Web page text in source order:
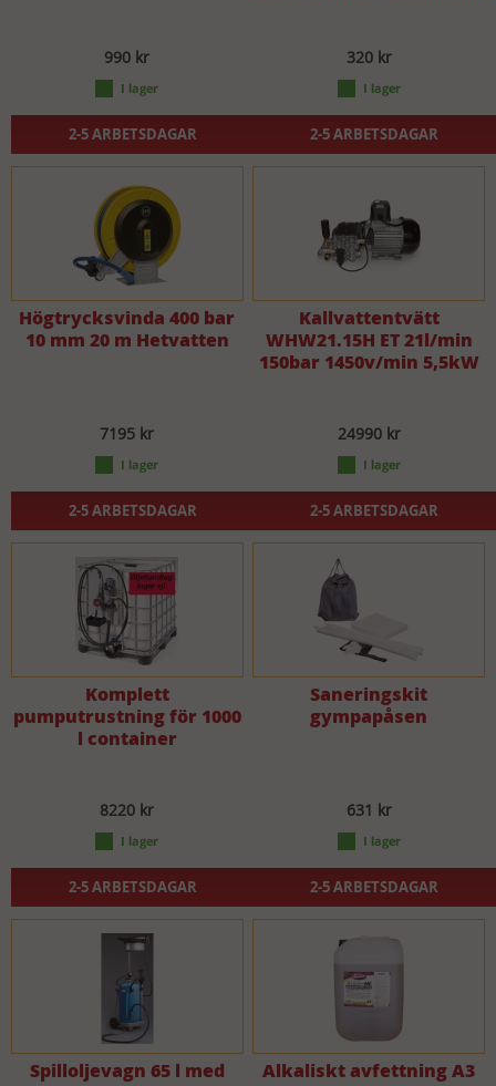
990 kr
2-5 ARBETSDAGAR
320 kr
2-5 ARBETSDAGAR
Högtrycksvinda 400 bar
10 mm 20 m Hetvatten
7195 kr
2-5 ARBETSDAGAR
Kallvattentvätt
WHW21.15H ET 21l/min
150bar 1450v/min 5,5kW
24990 kr
2-5 ARBETSDAGAR
Komplett
pumputrustning för 1000
l container
8220 kr
2-5 ARBETSDAGAR
Saneringskit
gympapåsen
631 kr
2-5 ARBETSDAGAR
Spilloljevagn 65 l med
Alkaliskt avfettning A3